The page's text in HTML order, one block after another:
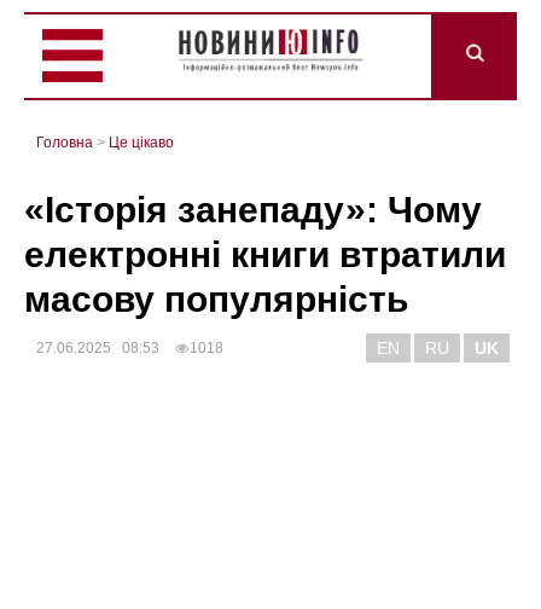
Головна > Це цікаво
«Історія занепаду»: Чому
електронні книги втратили
масову популярність
27.06.2025 08:53 1018 EN RU UK